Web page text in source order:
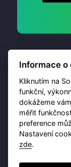
© 2026
příspěvková
Ochrana
Informace o
Kliknutím na
funkční,
dokážeme
měřit
preference
Nastavení
zde.